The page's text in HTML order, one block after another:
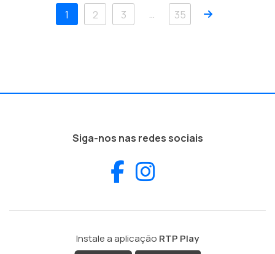
1 2 3 … 35 Próximo
Siga-nos nas redes sociais
Facebook
Instale a aplicação RTP Play